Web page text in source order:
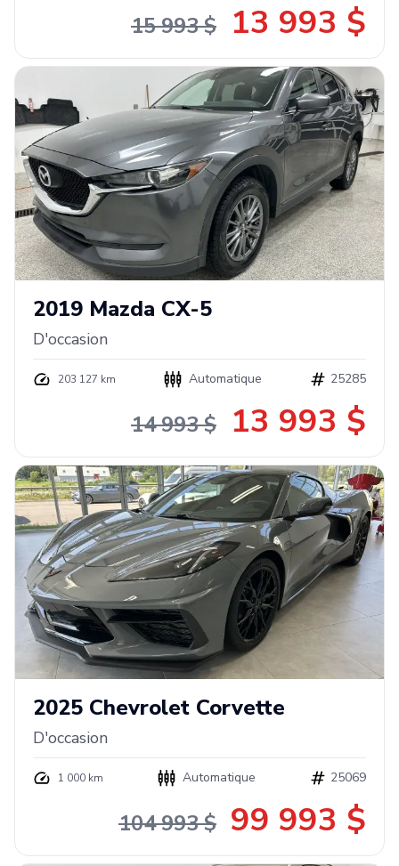
15 993 $ 13 993 $
2019 Mazda CX-5
D'occasion
203 127 km Automatique 25285
14 993 $ 13 993 $
2025 Chevrolet Corvette
D'occasion
1 000 km Automatique 25069
104 993 $ 99 993 $